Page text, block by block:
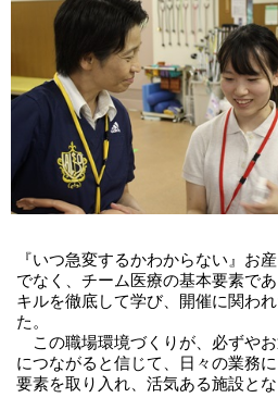
『いつ急変するかわからない』お
でなく、チーム医療の基本要素で
キルを徹底して学び、開催に関わ
た。
この職場環境づくりが、必ずや
につながると信じて、日々の業務
要素を取り入れ、活気ある施設と